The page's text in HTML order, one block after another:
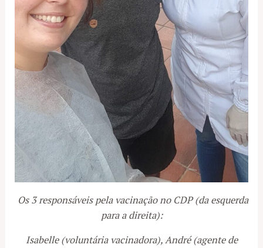
Os 3 responsáveis pela vacinação no CDP (da esquerda
para a direita):
Isabelle (voluntária vacinadora), André (agente de